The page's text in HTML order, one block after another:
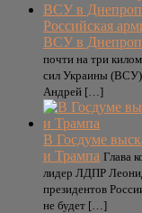
Российская
ВСУ в
почти на три
сил Украины (ВСУ)
Андрей […]
В Госдуме
и Трампа Глава
лидер ЛДПР
президентов
не будет […]